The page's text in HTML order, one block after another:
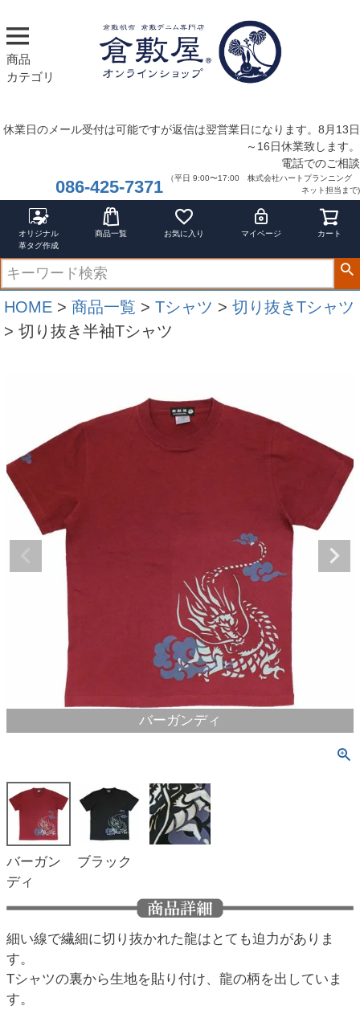
商品
カテゴリ
休業日のメール受付は可能ですが返信は翌営業日になります。8月13日
～16日休業致します。
電話でのご相談
086-425-7371
（平日 9:00〜17:00 株式会社ハートプランニング
ネット担当まで)
オリジナル
革タグ作成
商品一覧 お気に入り マイページ カート
HOME 商品一覧 Tシャツ
切り抜きTシャツ
切り抜き半袖Tシャツ
バーガンディ
バーガン
ディ
ブラック
細い線で繊細に切り抜かれた龍はとても迫力がありま
す。
Tシャツの裏から生地を貼り付け、龍の柄を出していま
す。